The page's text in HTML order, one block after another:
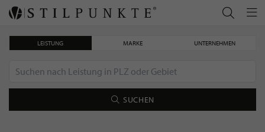
LEISTUNG MARKE UNTERNEHMEN
SUCHEN